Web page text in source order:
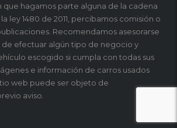
que hagamos parte alguna de la cadena
ley 1480 de 2011, percibamos comisión o
Recomendamos asesorarse
efectuar algún tipo de negocio y
escogido si cumpla con todas sus
e información de carros usados
web puede ser objeto de
aviso.